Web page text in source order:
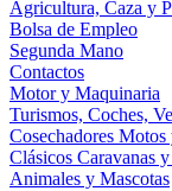
Agricultura, Caza y
Bolsa de Empleo
Segunda Mano
Contactos
Motor y Maquinaria
Turismos, Coches,
Cosechadores Motos
Clásicos Caravanas
Animales y Mascotas